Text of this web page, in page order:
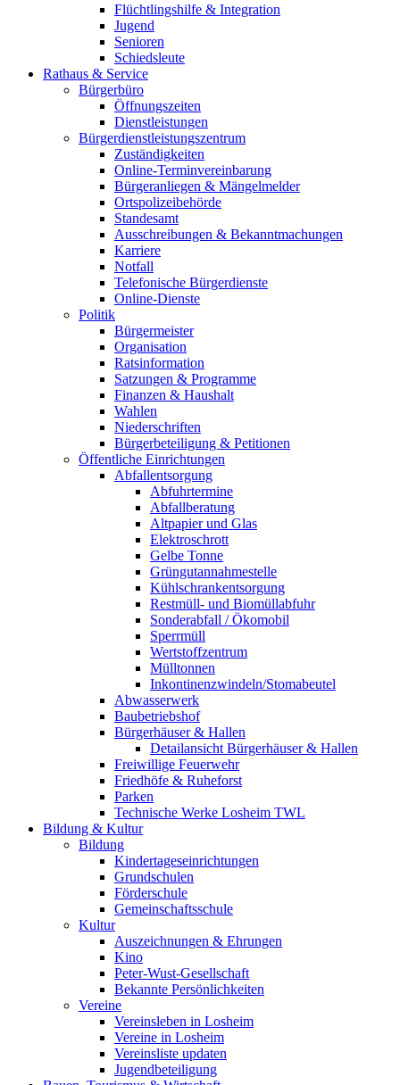
Flüchtlingshilfe & Integration
Jugend
Senioren
Schiedsleute
Rathaus & Service
Bürgerbüro
Öffnungszeiten
Dienstleistungen
Bürgerdienstleistungszentrum
Zuständigkeiten
Online-Terminvereinbarung
Bürgeranliegen & Mängelmelder
Ortspolizeibehörde
Standesamt
Ausschreibungen & Bekanntmachungen
Karriere
Notfall
Telefonische Bürgerdienste
Online-Dienste
Politik
Bürgermeister
Organisation
Ratsinformation
Satzungen & Programme
Finanzen & Haushalt
Wahlen
Niederschriften
Bürgerbeteiligung & Petitionen
Öffentliche Einrichtungen
Abfallentsorgung
Abfuhrtermine
Abfallberatung
Altpapier und Glas
Elektroschrott
Gelbe Tonne
Grüngutannahmestelle
Kühlschrankentsorgung
Restmüll- und Biomüllabfuhr
Sonderabfall / Ökomobil
Sperrmüll
Wertstoffzentrum
Mülltonnen
Inkontinenzwindeln/Stomabeutel
Abwasserwerk
Baubetriebshof
Bürgerhäuser & Hallen
Detailansicht Bürgerhäuser & Hallen
Freiwillige Feuerwehr
Friedhöfe & Ruheforst
Parken
Technische Werke Losheim TWL
Bildung & Kultur
Bildung
Kindertageseinrichtungen
Grundschulen
Förderschule
Gemeinschaftsschule
Kultur
Auszeichnungen & Ehrungen
Kino
Peter-Wust-Gesellschaft
Bekannte Persönlichkeiten
Vereine
Vereinsleben in Losheim
Vereine in Losheim
Vereinsliste updaten
Jugendbeteiligung